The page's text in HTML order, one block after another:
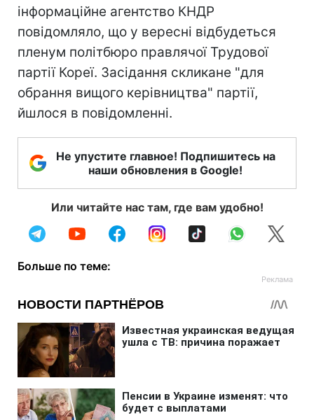
інформаційне агентство КНДР
повідомляло, що у вересні відбудеться
пленум політбюро правлячої Трудової
партії Кореї. Засідання скликане "для
обрання вищого керівництва" партії,
йшлося в повідомленні.
Не упустите главное! Подпишитесь на
наши обновления в Google!
Или читайте нас там, где вам удобно!
Больше по теме: